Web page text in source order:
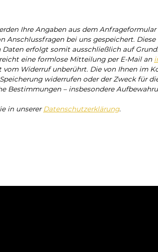
Ihre Angaben aus dem
Anschlussfragen bei uns gespeichert.
erfolgt somit ausschließlich auf
eine formlose Mitteilung per E-Mail an
Widerruf unberührt. Die von Ihnen im
widerrufen oder der Zweck für
Bestimmungen – insbesondere
in unserer Datenschutzerklärung.